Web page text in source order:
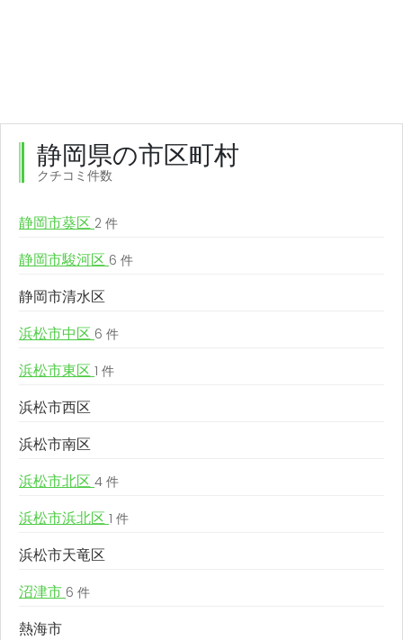
静岡県の市区町村
クチコミ件数
静岡市葵区 2 件
静岡市駿河区 6 件
静岡市清水区
浜松市中区 6 件
浜松市東区 1 件
浜松市西区
浜松市南区
浜松市北区 4 件
浜松市浜北区 1 件
浜松市天竜区
沼津市 6 件
熱海市